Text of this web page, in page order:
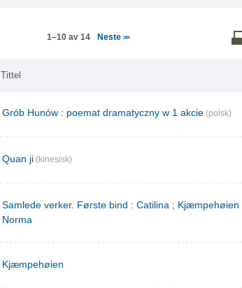
1–10 av 14 Neste>>
Tittel
Grób Hunów : poemat dramatyczny w 1 akcie (polsk)
Quan ji (kinesisk)
Samlede verker. Første bind : Catilina ; Kjæmpehøien
Norma
Kjæmpehøien